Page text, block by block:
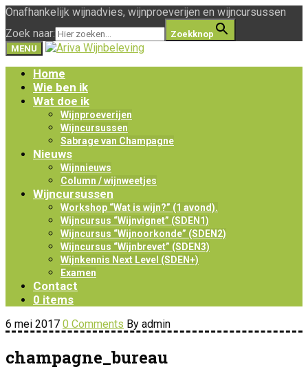
Onafhankelijk wijnadvies, wijnproeverijen en wijncursussen
Zoek naar:
Zoekknop
MENU
Home
Wie ben ik
Wat doe ik
Wijnproeverijen
Wijncursussen
Sabrage van Champagne
Nieuws
Wijnnieuws
Column / wijnweetjes
Wijncursussen
Workshop “Wat is wijn?” (1 avond).
Wijncursus “Wijnvignet” (SDEN1)
Wijncursus “Wijnoorkonde” (SDEN2)
Wijncursus “Wijnbrevet” (SDEN3)
Wijnkennis Next Level (SDEN+)
Examen
Contact
0 items
6 mei 2017 0 Comments By admin
champagne_bureau